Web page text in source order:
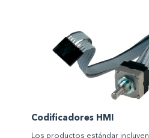
Codificadores HMI
Los productos estándar incluyen